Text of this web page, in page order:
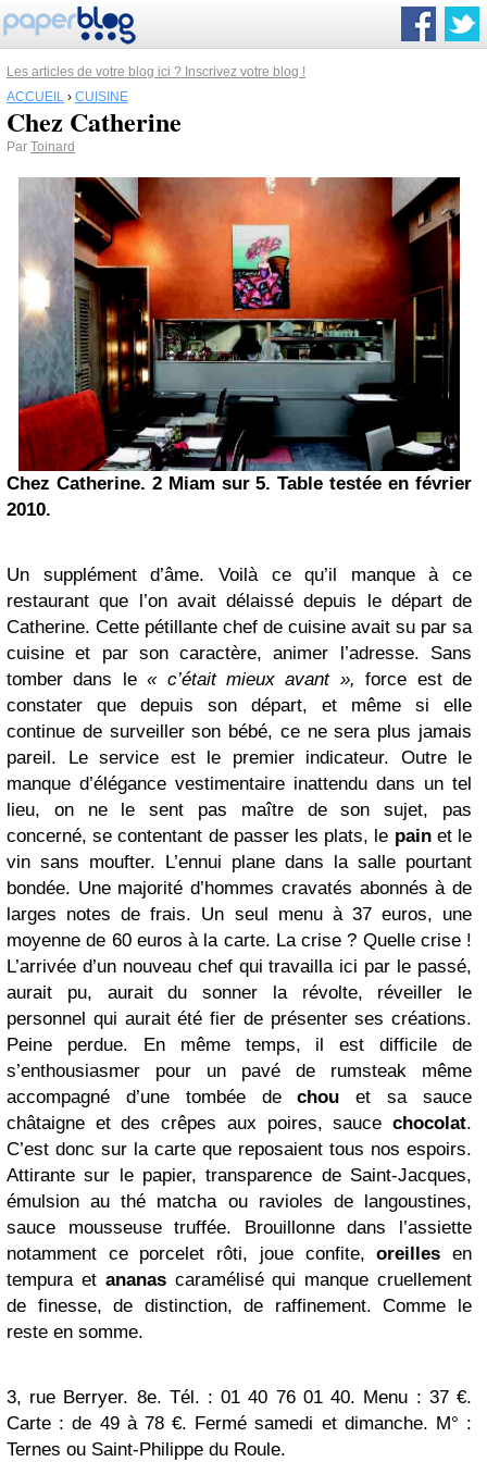
Les articles de votre blog ici ? Inscrivez votre blog !
ACCUEIL › CUISINE
Chez Catherine
Par Toinard
Chez Catherine. 2 Miam sur 5. Table testée en février
2010.
Un supplément d’âme. Voilà ce qu’il manque à ce
restaurant que l’on avait délaissé depuis le départ de
Catherine. Cette pétillante chef de cuisine avait su par sa
cuisine et par son caractère, animer l’adresse. Sans
tomber dans le« c’était mieux avant », force est de
constater que depuis son départ, et même si elle
continue de surveiller son bébé, ce ne sera plus jamais
pareil. Le service est le premier indicateur. Outre le
manque d’élégance vestimentaire inattendu dans un tel
lieu, on ne le sent pas maître de son sujet, pas
concerné, se contentant de passer les plats, le painet le
vin sans moufter. L’ennui plane dans la salle pourtant
bondée. Une majorité d’hommes cravatés abonnés à de
larges notes de frais. Un seul menu à 37 euros, une
moyenne de 60 euros à la carte. La crise ? Quelle crise !
L’arrivée d’un nouveau chef qui travailla ici par le passé,
aurait pu, aurait du sonner la révolte, réveiller le
personnel qui aurait été fier de présenter ses créations.
Peine perdue. En même temps, il est difficile de
s’enthousiasmer pour un pavé de rumsteak même
accompagné d’une tombée dechou et sa sauce
châtaigne et des crêpes aux poires, sauce chocolat.
C’est donc sur la carte que reposaient tous nos espoirs.
Attirante sur le papier, transparence de Saint-Jacques,
émulsion au thé matcha ou ravioles de langoustines,
sauce mousseuse truffée. Brouillonne dans l’assiette
notamment ce porcelet rôti, joue confite,oreilles en
tempura et ananascaramélisé qui manque cruellement
de finesse, de distinction, de raffinement. Comme le
reste en somme.
3, rue Berryer. 8e. Tél. : 01 40 76 01 40. Menu : 37 €.
Carte : de 49 à 78 €. Fermé samedi et dimanche. M° :
Ternes ou Saint-Philippe du Roule.